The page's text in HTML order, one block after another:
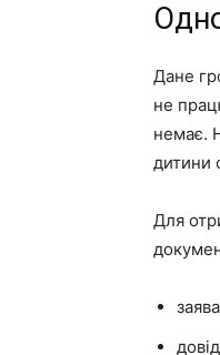
Дане
не
немає.
дитини
Для